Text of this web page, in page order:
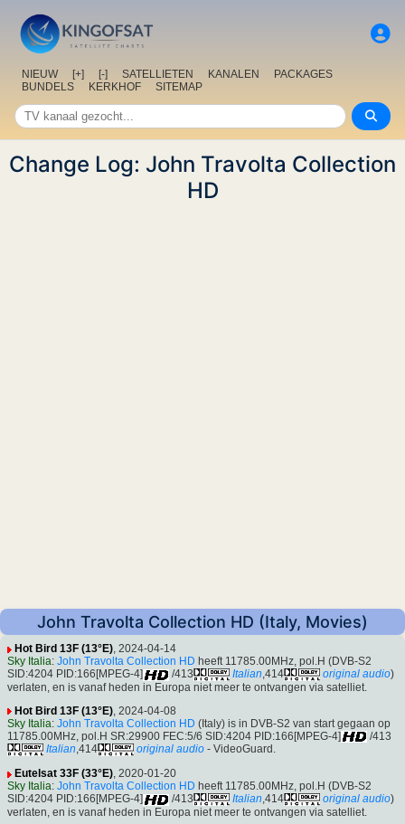
NIEUW [+] [-] SATELLIETEN KANALEN
PACKAGES
BUNDELS
KERKHOF SITEMAP
Change Log: John Travolta Collection
HD
John Travolta Collection HD (Italy, Movies)
Hot Bird 13F (13°E), 2024-04-14
Sky Italia: John Travolta Collection HD heeft 11785.00MHz, pol.H (DVB-S2
SID:4204 PID:166[MPEG-4]
/413 Italian,414 original audio)
verlaten, en is vanaf heden in Europa niet meer te ontvangen via satelliet.
Hot Bird 13F (13°E), 2024-04-08
Sky Italia: John Travolta Collection HD (Italy) is in DVB-S2 van start gegaan op
11785.00MHz, pol.H SR:29900 FEC:5/6 SID:4204 PID:166[MPEG-4]
/413
Italian,414 original audio - VideoGuard.
Eutelsat 33F (33°E), 2020-01-20
Sky Italia: John Travolta Collection HD heeft 11785.00MHz, pol.H (DVB-S2
SID:4204 PID:166[MPEG-4]
/413 Italian,414 original audio)
verlaten, en is vanaf heden in Europa niet meer te ontvangen via satelliet.